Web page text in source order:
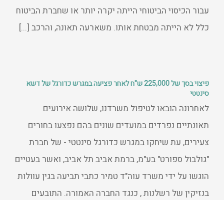
עבור הכיסוי הביטוחי הייתה יקרה יותר או שחברת הביטוח
כלל לא הייתה מבטחת אותו. משארעה תאונה, והרכב [...]
פיצוי בסך של 225,000 ש"ח לאחר פציעה במגרש כדורגל של דשא
סינטטי
לאחרונה הובאו לטיפול משרדנו, שלושה אירועים
תאונתיים נפרדים במועדים שונים בהם נפצעו בחורים
צעירים, עת שיחקו במגרש כדורגל סינטטי - של חברת
"גולבול ספורט" בע"מ, ברמת אביב תל אביב, ואשר בעטיים
הוגשו על ידי משרד עוה"ד טמיר כתבי תביעה בגין עוולות
בנזיקין של רשלנות , כנגד החברה האמורה. התובעים